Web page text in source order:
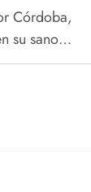
Córdoba,
su sano…